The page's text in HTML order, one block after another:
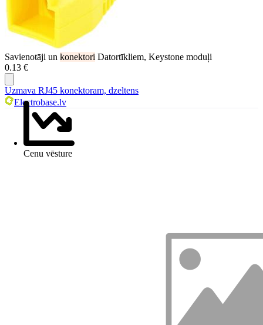
Savienotāji un konektori Datortīkliem, Keystone moduļi
0.13 €
Cenu vēsture
Uzmava RJ45 konektoram, dzeltens
Electrobase.lv